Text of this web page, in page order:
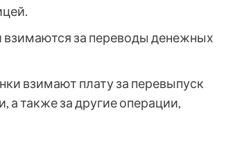
взимаются за переводы денежных
взимают плату за перевыпуск
а также за другие операции,